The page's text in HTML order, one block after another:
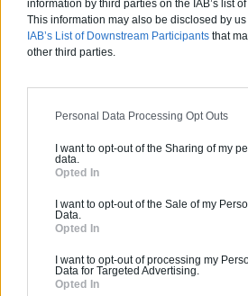
information by third parties on the IAB’s list
This information may also be disclosed by
IAB’s List of Downstream Participants that
other third parties.
Personal Data Processing Opt Outs
I want to opt-out of the Sharing of my
data.
Opted In
I want to opt-out of the Sale of my
Data.
Opted In
I want to opt-out of processing my
Data for Targeted Advertising.
Opted In
0800 20 03
Activités :Salle de bain, Couverture tuiles / petits éléments, Isolation thermique des murs intérieurs, Alarme, Isolation des combles aménageables, Traitement de l'eau, Décrassage / Démoussage de toiture, Cheminée, Terrassement,